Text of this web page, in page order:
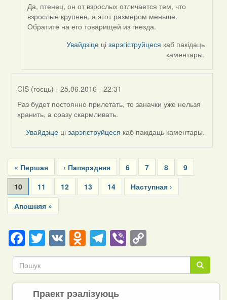
In
reply
to
Да, птенец, он от взрослых отличается тем, что
взрослые крупнее, а этот размером меньше.
Обратите на его товарищей из гнезда.
Увайдзіце цізарэгіструйцеся каб пакідаць
каментары.
CIS (госць) - 25.06.2016 - 22:31
In
reply
Дарья
Раз будет постоянно прилетать, то заначки уже нельзя
хранить, а сразу скармливать.
Увайдзіце цізарэгіструйцеся каб пакідаць каментары.
Pagination
First
page
« Першая
Previous
page
‹ Папярэдняя Page
6 Page
7 Page
8 Page
9
Current
page
10 Page
11 Page
12 Page
13 Page
14
Next
page
Наступная ›
Last
page
Апошняя »
Facebook
Twitter
VKOdnoklassniki
Telegram
ViberCopy
Link Пошук
Пошук
Праект рэалізуюць